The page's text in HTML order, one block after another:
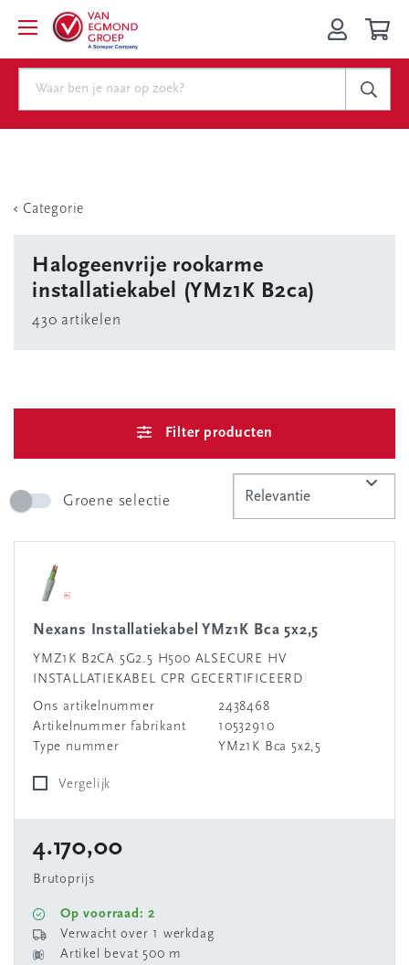
Categorie
Halogeenvrije rookarme
installatiekabel (YMz1K B2ca)
430 artikelen
Filter producten
Groene selectie
Nexans Installatiekabel YMz1K Bca 5x2,5
YMZ1K B2CA 5G2.5 H500 ALSECURE HV
INSTALLATIEKABEL CPR GECERTIFICEERD
Ons artikelnummer
2438468
Artikelnummer fabrikant
10532910
Type nummer
YMz1K Bca 5x2,5
Vergelijk
4.170,00
Brutoprijs
Op voorraad: 2
Verwacht over 1 werkdag
Artikel bevat 500 m